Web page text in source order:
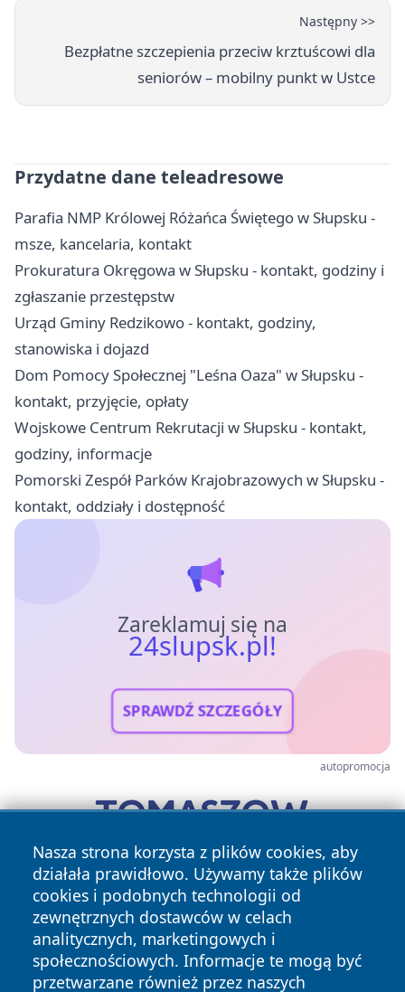
Następny >>
Bezpłatne szczepienia przeciw krztuścowi dla
seniorów – mobilny punkt w Ustce
Przydatne dane teleadresowe
Parafia NMP Królowej Różańca Świętego w Słupsku -
msze, kancelaria, kontakt
Prokuratura Okręgowa w Słupsku - kontakt, godziny i
zgłaszanie przestępstw
Urząd Gminy Redzikowo - kontakt, godziny,
stanowiska i dojazd
Dom Pomocy Społecznej "Leśna Oaza" w Słupsku -
kontakt, przyjęcie, opłaty
Wojskowe Centrum Rekrutacji w Słupsku - kontakt,
godziny, informacje
Pomorski Zespół Parków Krajobrazowych w Słupsku -
kontakt, oddziały i dostępność
Zareklamuj się na
24slupsk.pl!
SPRAWDŹ SZCZEGÓŁY
autopromocja
Nasza strona korzysta z plików cookies, aby
działała prawidłowo. Używamy także plików
cookies i podobnych technologii od
zewnętrznych dostawców w celach
analitycznych, marketingowych i
społecznościowych. Informacje te mogą być
przetwarzane również przez naszych